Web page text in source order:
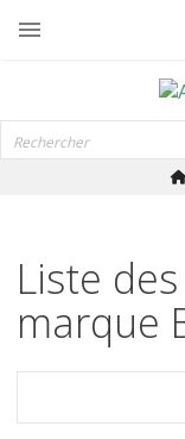
Liste
marque